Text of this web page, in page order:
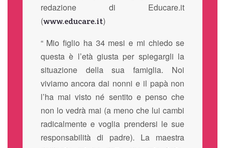
redazione di Educare.it
(www.educare.it)
“ Mio figlio ha 34 mesi e mi chiedo se
questa è l’età giusta per spiegargli la
situazione della sua famiglia. Noi
viviamo ancora dai nonni e il papà non
l’ha mai visto né sentito e penso che
non lo vedrà mai (a meno che lui cambi
radicalmente e voglia prendersi le sue
responsabilità di padre). La maestra